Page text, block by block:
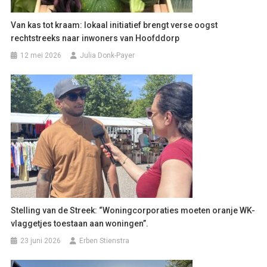
Van kas tot kraam: lokaal initiatief brengt verse oogst
rechtstreeks naar inwoners van Hoofddorp
12 mei 2026 Julia Donk-Payer
Stelling van de Streek: “Woningcorporaties moeten oranje WK-
vlaggetjes toestaan aan woningen”.
23 juni 2026 Erben Stienstra